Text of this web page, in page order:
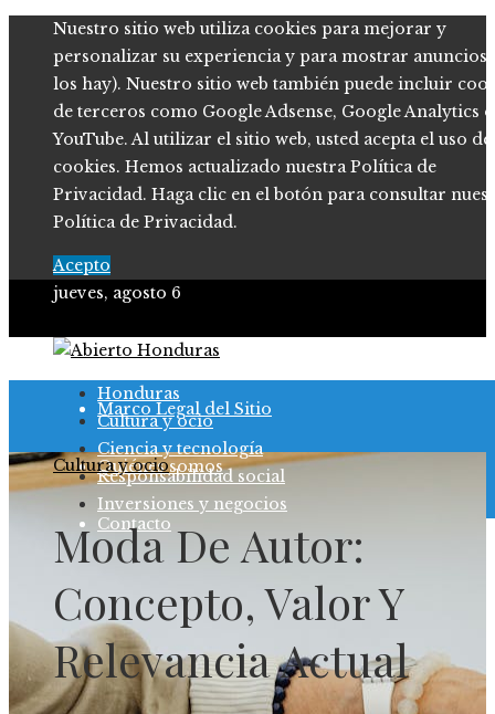
Nuestro sitio web utiliza cookies para mejorar y
personalizar su experiencia y para mostrar anuncios
los hay). Nuestro sitio web también puede incluir
de terceros como Google Adsense, Google Analytics o
YouTube. Al utilizar el sitio web, usted acepta el uso de
cookies. Hemos actualizado nuestra Política de
Privacidad. Haga clic en el botón para consultar
Política de Privacidad.
Acepto
jueves, agosto 6
Política de Privacidad
Marco Legal del Sitio
Quiénes somos
Contacto
Honduras
Cultura y ocio
Ciencia y tecnología
Responsabilidad social
Inversiones y negocios
Cultura y ocio
Moda De Autor:
Concepto, Valor Y
Relevancia Actual